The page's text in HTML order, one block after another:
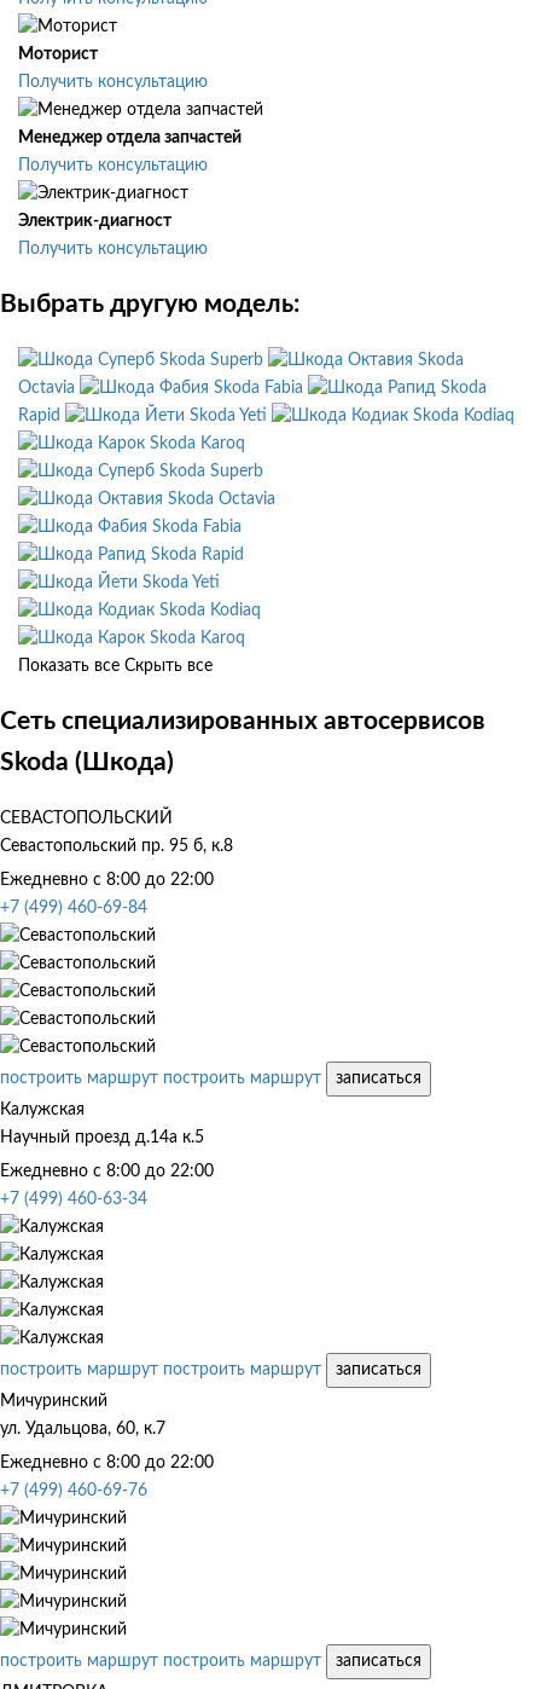
Моторист
Получить консультацию
Менеджер отдела запчастей
Получить консультацию
Электрик-диагност
Получить консультацию
Выбрать другую модель:
Skoda Superb
Skoda
Octavia
Skoda Fabia
Skoda
Rapid
Skoda Yeti
Skoda Kodiaq
Skoda Karoq
Skoda Superb
Skoda Octavia
Skoda Fabia
Skoda Rapid
Skoda Yeti
Skoda Kodiaq
Skoda Karoq
Показать все Скрыть все
Сеть специализированных автосервисов
Skoda (Шкода)
СЕВАСТОПОЛЬСКИЙ
Севастопольский пр. 95 б, к.8
Ежедневно с 8:00 до 22:00
+7 (499) 460-69-84
построить маршрут построить маршрут
записаться
Калужская
Научный проезд д.14а к.5
Ежедневно с 8:00 до 22:00
+7 (499) 460-63-34
построить маршрут построить маршрут
записаться
Мичуринский
ул. Удальцова, 60, к.7
Ежедневно с 8:00 до 22:00
+7 (499) 460-69-76
построить маршрут построить маршрут
записаться